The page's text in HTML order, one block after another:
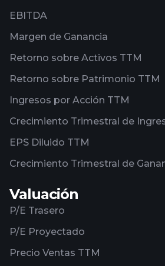
EBITDA
Margen de Ganancia
Retorno sobre Activos TTM
Retorno sobre Patrimonio TTM
Ingresos por Acción TTM
Crecimiento Trimestral de
EPS Diluido TTM
Crecimiento Trimestral de
Valuación
P/E Trasero
P/E Proyectado
Precio Ventas TTM